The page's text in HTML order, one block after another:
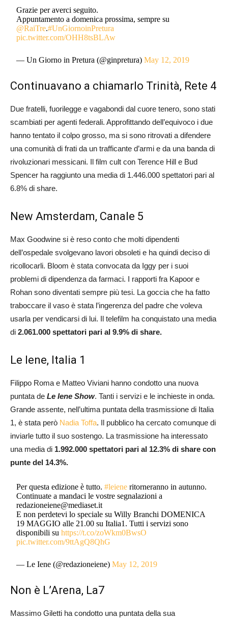
Grazie per averci seguito.
Appuntamento a domenica prossima, sempre su
@RaiTre.#UnGiornoinPretura
pic.twitter.com/OHH8tsBLAw
— Un Giorno in Pretura (@ginpretura)May 12, 2019
Continuavano a chiamarlo Trinità, Rete 4
Due fratelli, fuorilegge e vagabondi dal cuore tenero, sono stati
scambiati per agenti federali. Approfittando dell’equivoco i due
hanno tentato il colpo grosso, ma si sono ritrovati a difendere
una comunità di frati da un trafficante d’armi e da una banda di
rivoluzionari messicani. Il film cult con Terence Hill e Bud
Spencer ha raggiunto una media di 1.446.000 spettatori pari al
6.8% di share.
New Amsterdam, Canale 5
Max Goodwine si è reso conto che molti dipendenti
dell’ospedale svolgevano lavori obsoleti e ha quindi deciso di
ricollocarli. Bloom è stata convocata da Iggy per i suoi
problemi di dipendenza da farmaci. I rapporti fra Kapoor e
Rohan sono diventati sempre più tesi. La goccia che ha fatto
traboccare il vaso è stata l’ingerenza del padre che voleva
usarla per vendicarsi di lui. Il telefilm ha conquistato una media
di 2.061.000 spettatori pari al 9.9% di share.
Le Iene, Italia 1
Filippo Roma e Matteo Viviani hanno condotto una nuova
puntata de Le Iene Show. Tanti i servizi e le inchieste in onda.
Grande assente, nell’ultima puntata della trasmissione di Italia
1, è stata però Nadia Toffa. Il pubblico ha cercato comunque di
inviarle tutto il suo sostengo. La trasmissione ha interessato
una media di 1.992.000 spettatori pari al 12.3% di share con
punte del 14.3%.
Per questa edizione è tutto.#leiene ritorneranno in autunno.
Continuate a mandaci le vostre segnalazioni a
redazioneiene@mediaset.it
E non perdetevi lo speciale su Willy Branchi DOMENICA
19 MAGGIO alle 21.00 su Italia1. Tutti i servizi sono
disponibili suhttps://t.co/zoWkm0BwsO
pic.twitter.com/9ttAgQ8QhG
— Le Iene (@redazioneiene)May 12, 2019
Non è L’Arena, La7
Massimo Giletti ha condotto una puntata della sua